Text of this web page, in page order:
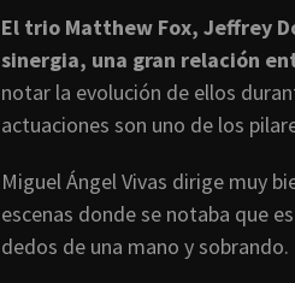
El trio Matthew Fox, Jeffrey
sinergia, una gran relación
notar la evolución de ellos
actuaciones son uno de los
Miguel Ángel Vivas dirige muy
escenas donde se notaba que
dedos de una mano y sobrando.